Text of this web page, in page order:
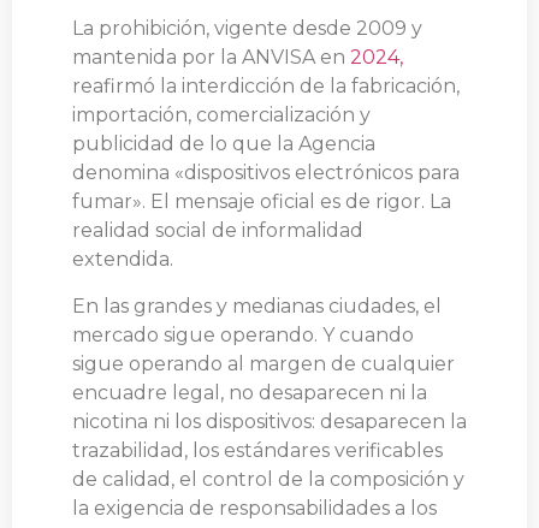
La prohibición, vigente desde 2009 y
mantenida por la ANVISA en 2024,
reafirmó la interdicción de la fabricación,
importación, comercialización y
publicidad de lo que la Agencia
denomina «dispositivos electrónicos para
fumar». El mensaje oficial es de rigor. La
realidad social de informalidad
extendida.
En las grandes y medianas ciudades, el
mercado sigue operando. Y cuando
sigue operando al margen de cualquier
encuadre legal, no desaparecen ni la
nicotina ni los dispositivos: desaparecen la
trazabilidad, los estándares verificables
de calidad, el control de la composición y
la exigencia de responsabilidades a los